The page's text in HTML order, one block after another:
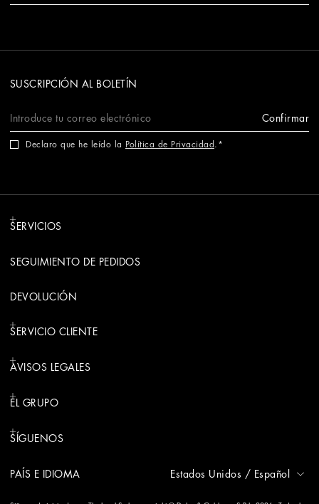
SUSCRIPCIÓN AL BOLETÍN
Confirmar
Declaro que he leído la Política de Privacidad .
SERVICIOS
SEGUIMIENTO DE PEDIDOS
DEVOLUCIÓN
SERVICIO CLIENTE
AVISOS LEGALES
EL GRUPO
SÍGUENOS
PAÍS E IDIOMA Estados Unidos / Español